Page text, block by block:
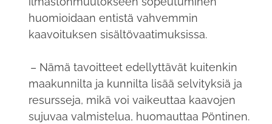
huomioidaan entistä vahvemmin
kaavoituksen sisältövaatimuksissa.
– Nämä tavoitteet edellyttävät kuitenkin
maakunnilta ja kunnilta lisää selvityksiä ja
resursseja, mikä voi vaikeuttaa kaavojen
sujuvaa valmistelua, huomauttaa Pöntinen.